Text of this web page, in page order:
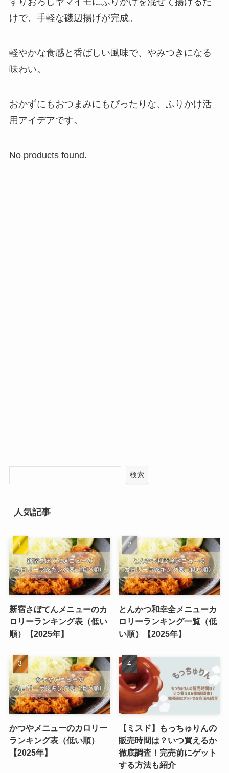
けで、手軽な磯辺揚げが完成。
軽やかな食感と香ばしい風味で、やみつきになる
味わい。
おかずにもおつまみにもぴったりな、ふりかけ活
用アイデアです。
No products found.
検索
人気記事
新宿さぼてんメニューのカ
ロリーランキング表（低い
順）【2025年】
とんかつ和幸全メニューカ
ロリーランキング一覧（低
い順）【2025年】
かつやメニューのカロリー
ランキング表（低い順）
【2025年】
【ミスド】もっちゅりんの
販売時間は？いつ買えるか
徹底調査！完売前にゲット
する方法も紹介